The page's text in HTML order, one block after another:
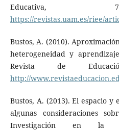
Educativa,
https://revistas.uam.es/riee/
Bustos, A. (2010).
heterogeneidad y
Revista de
http://
Bustos, A. (2013). El espacio
algunas consideraciones
Investigación en la